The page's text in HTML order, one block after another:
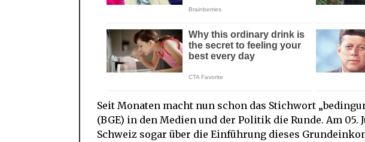
Seit Monaten macht nun schon das Stichwort
(BGE) in den Medien und der Politik die Runde. Am
Schweiz sogar über die Einführung dieses